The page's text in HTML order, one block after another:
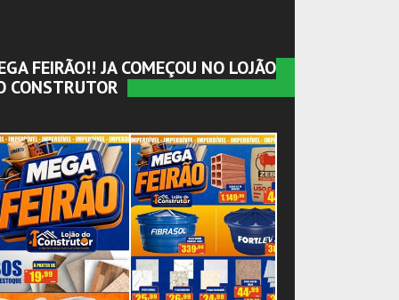
FEIRÃO!! JA COMEÇOU NO LOJÃO
CONSTRUTOR